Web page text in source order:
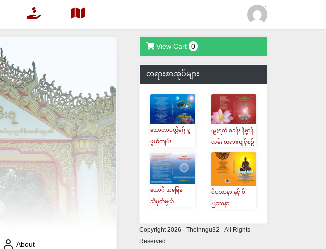
Login
About
View Cart 0
တရားစာအုပ်များ
သောတာပတ္တိမဂ္ဂ် ရှု
ဖွယ်ကျမ်း
(၉)ရက် စခန်း နိဗ္ဗာန်
လမ်း တရားကျင့်စဉ်
ယောဂီ အခြေခံ
သိမှတ်ဖွယ်
ဝိပဿနာ နှင့် ဝိ
ပြဿနာ
Copyright 2026 - Theinngu32 - All Rights
Reserved